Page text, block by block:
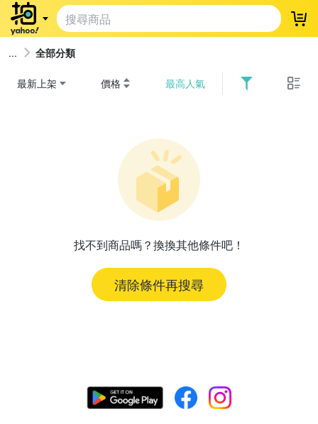
登
全部分類
最新上架 價格 最高人氣
找不到商品嗎？換換其他條件吧！
清除條件再搜尋